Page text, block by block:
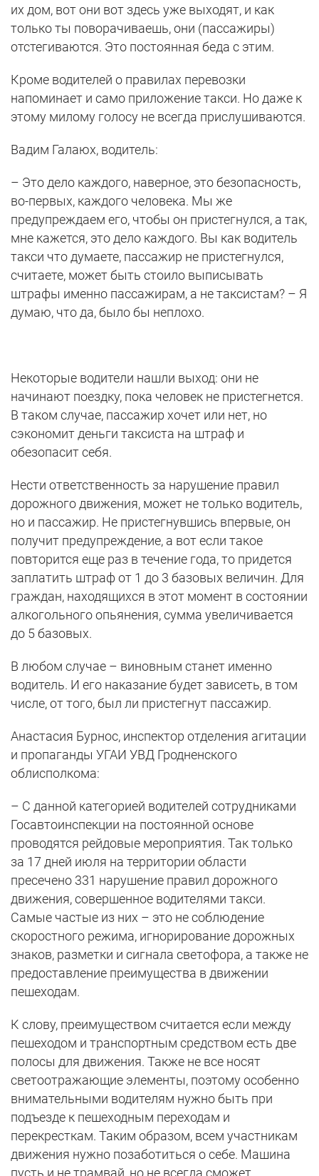
их дом, вот они вот здесь уже выходят, и как
только ты поворачиваешь, они (пассажиры)
отстегиваются. Это постоянная беда с этим.
Кроме водителей о правилах перевозки
напоминает и само приложение такси. Но даже к
этому милому голосу не всегда прислушиваются.
Вадим Галаюх, водитель:
– Это дело каждого, наверное, это безопасность,
во-первых, каждого человека. Мы же
предупреждаем его, чтобы он пристегнулся, а так,
мне кажется, это дело каждого. Вы как водитель
такси что думаете, пассажир не пристегнулся,
считаете, может быть стоило выписывать
штрафы именно пассажирам, а не таксистам? – Я
думаю, что да, было бы неплохо.
Некоторые водители нашли выход: они не
начинают поездку, пока человек не пристегнется.
В таком случае, пассажир хочет или нет, но
сэкономит деньги таксиста на штраф и
обезопасит себя.
Нести ответственность за нарушение правил
дорожного движения, может не только водитель,
но и пассажир. Не пристегнувшись впервые, он
получит предупреждение, а вот если такое
повторится еще раз в течение года, то придется
заплатить штраф от 1 до 3 базовых величин. Для
граждан, находящихся в этот момент в состоянии
алкогольного опьянения, сумма увеличивается
до 5 базовых.
В любом случае – виновным станет именно
водитель. И его наказание будет зависеть, в том
числе, от того, был ли пристегнут пассажир.
Анастасия Бурнос, инспектор отделения агитации
и пропаганды УГАИ УВД Гродненского
облисполкома:
– С данной категорией водителей сотрудниками
Госавтоинспекции на постоянной основе
проводятся рейдовые мероприятия. Так только
за 17 дней июля на территории области
пресечено 331 нарушение правил дорожного
движения, совершенное водителями такси.
Самые частые из них – это не соблюдение
скоростного режима, игнорирование дорожных
знаков, разметки и сигнала светофора, а также не
предоставление преимущества в движении
пешеходам.
К слову, преимуществом считается если между
пешеходом и транспортным средством есть две
полосы для движения. Также не все носят
светоотражающие элементы, поэтому особенно
внимательными водителям нужно быть при
подъезде к пешеходным переходам и
перекресткам. Таким образом, всем участникам
движения нужно позаботиться о себе. Машина
пусть и не трамвай, но не всегда сможет